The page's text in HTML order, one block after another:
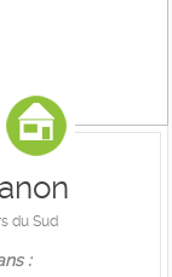
du Sud
: